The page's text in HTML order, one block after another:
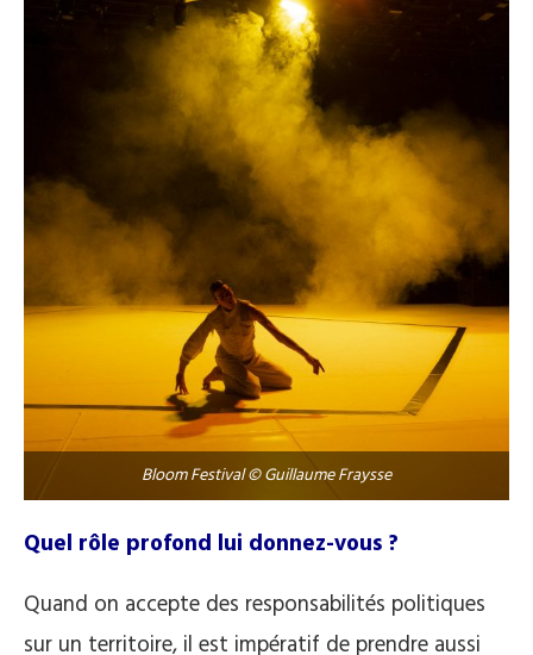
Bloom Festival © Guillaume Fraysse
Quel rôle profond lui donnez-vous ?
Quand on accepte des responsabilités politiques
sur un territoire, il est impératif de prendre aussi